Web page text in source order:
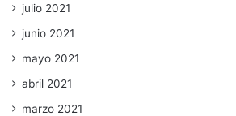
julio 2021
junio 2021
mayo 2021
abril 2021
marzo 2021